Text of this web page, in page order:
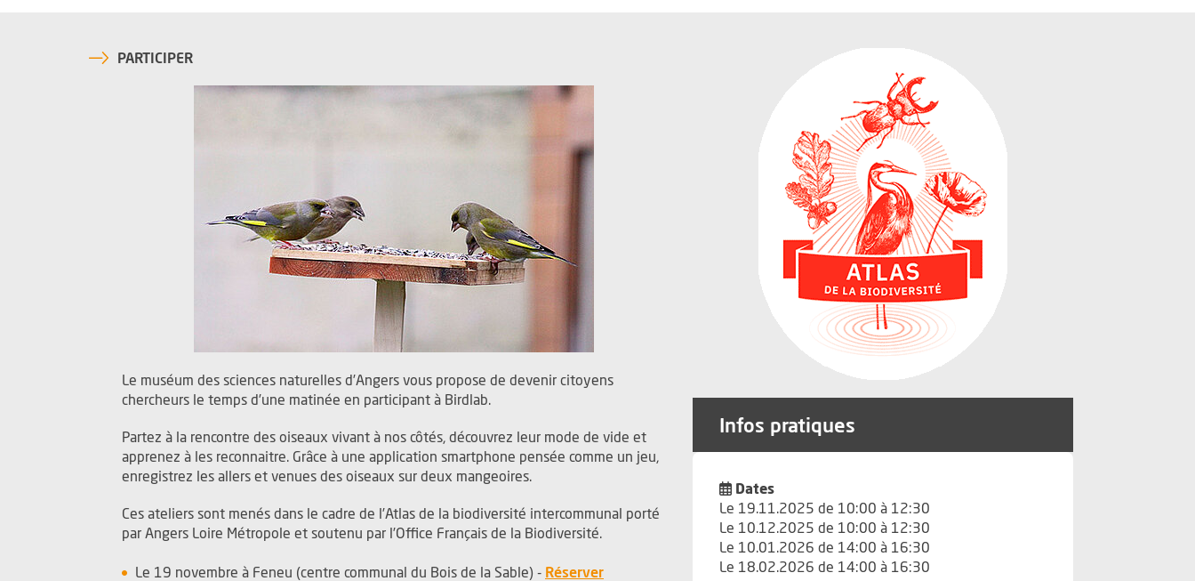
PARTICIPER
Le muséum des sciences naturelles d’Angers vous propose de devenir citoyens
chercheurs le temps d’une matinée en participant à Birdlab.
Partez à la rencontre des oiseaux vivant à nos côtés, découvrez leur mode de vide et
apprenez à les reconnaitre. Grâce à une application smartphone pensée comme un jeu,
enregistrez les allers et venues des oiseaux sur deux mangeoires.
Ces ateliers sont menés dans le cadre de l’Atlas de la biodiversité intercommunal porté
par Angers Loire Métropole et soutenu par l’Office Français de la Biodiversité.
Le 19 novembre à Feneu (centre communal du Bois de la Sable) - Réserver, Ouvre une nouvelle fenêtre
Infos pratiques
Dates
Le 19.11.2025 de 10:00 à 12:30
Le 10.12.2025 de 10:00 à 12:30
Le 10.01.2026 de 14:00 à 16:30
Le 18.02.2026 de 14:00 à 16:30